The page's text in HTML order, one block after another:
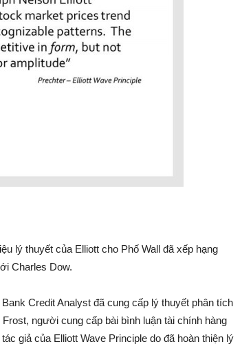
lý thuyết của Elliott cho Phố Wall đã xếp hạng
Charles Dow.
Credit Analyst đã cung cấp lý thuyết phân tích
người cung cấp bài bình luận tài chính hàng
giả của Elliott Wave Principle do đã hoàn thiện lý